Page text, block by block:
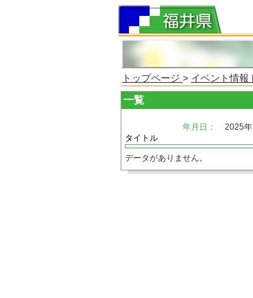
トップページ > イベント情報
一覧
年月日：
2025
タイトル
データがありません。